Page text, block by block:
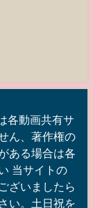
各動画共有サ
ん、著作権の
ある場合は各
当サイトの
ざいましたら
い。土日祝を